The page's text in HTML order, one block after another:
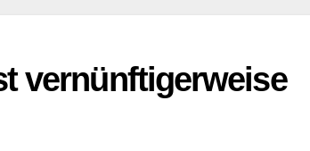
vernünftigerweise